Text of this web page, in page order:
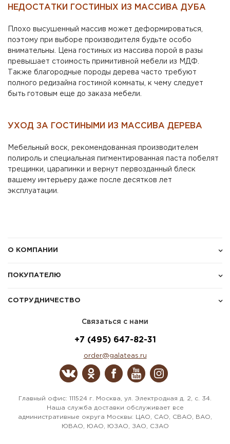
НЕДОСТАТКИ ГОСТИНЫХ ИЗ МАССИВА ДУБА
Плохо высушенный массив может деформироваться,
поэтому при выборе производителя будьте особо
внимательны. Цена гостиных из массива порой в разы
превышает стоимость примитивной мебели из МДФ.
Также благородные породы дерева часто требуют
полного редизайна гостиной комнаты, к чему следует
быть готовым еще до заказа мебели.
УХОД ЗА ГОСТИНЫМИ ИЗ МАССИВА ДЕРЕВА
Мебельный воск, рекомендованная производителем
полироль и специальная пигментированная паста побелят
трещинки, царапинки и вернут первозданный блеск
вашему интерьеру даже после десятков лет
эксплуатации.
О КОМПАНИИ
ПОКУПАТЕЛЮ
СОТРУДНИЧЕСТВО
Связаться с нами
+7 (495) 647-82-31
order@galateas.ru
Главный офис: 111524 г. Москва, ул. Электродная д. 2, с. 34.
Наша служба доставки обслуживает все
административные округа Москвы: ЦАО, САО, СВАО, ВАО,
ЮВАО, ЮАО, ЮЗАО, ЗАО, СЗАО